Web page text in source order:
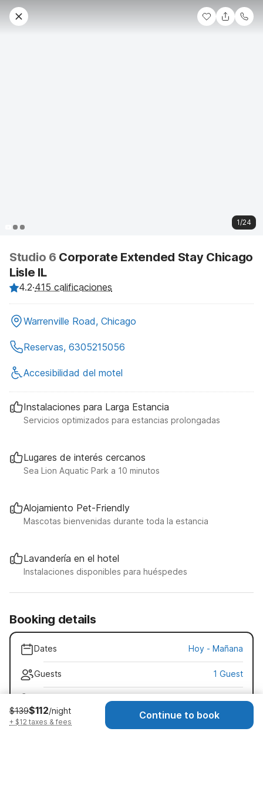
1/24
Studio 6 Corporate Extended Stay Chicago
Lisle IL
4.2·415 calificaciones
Warrenville Road, Chicago
Reservas, 6305215056
Accesibilidad del motel
Instalaciones para Larga Estancia
Servicios optimizados para estancias prolongadas
Lugares de interés cercanos
Sea Lion Aquatic Park a 10 minutos
Alojamiento Pet-Friendly
Mascotas bienvenidas durante toda la estancia
Lavandería en el hotel
Instalaciones disponibles para huéspedes
Booking details
Dates Hoy - Mañana
Guests 1 Guest
Early check-in · $20
Check-in as early as 10:00 AM
$139$112/night
+ $12 taxes & fees
Continue to book